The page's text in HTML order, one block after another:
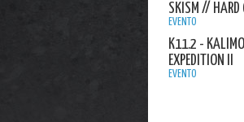
SKISM // HARD
EVENTO
K11.2 -
EXPEDITION II
EVENTO